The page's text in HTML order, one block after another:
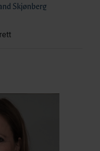
Skjønberg